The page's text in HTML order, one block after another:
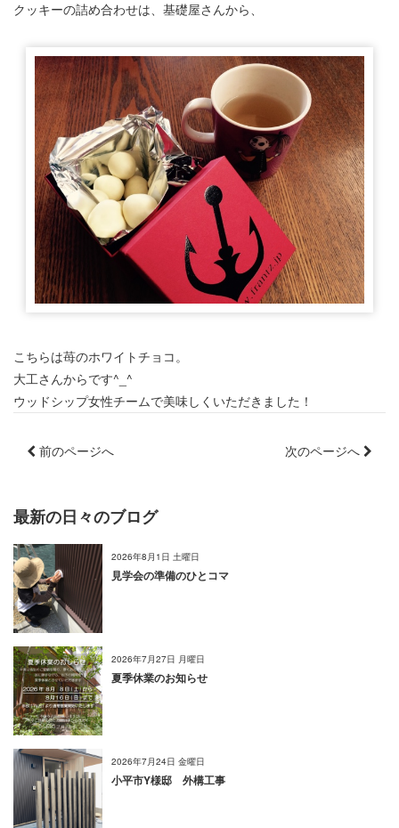
クッキーの詰め合わせは、基礎屋さんから、
こちらは苺のホワイトチョコ。
大工さんからです^_^
ウッドシップ女性チームで美味しくいただきました！
前のページへ 次のページへ
最新の日々のブログ
2026年8月1日 土曜日
見学会の準備のひとコマ
2026年7月27日 月曜日
夏季休業のお知らせ
2026年7月24日 金曜日
小平市Y様邸 外構工事